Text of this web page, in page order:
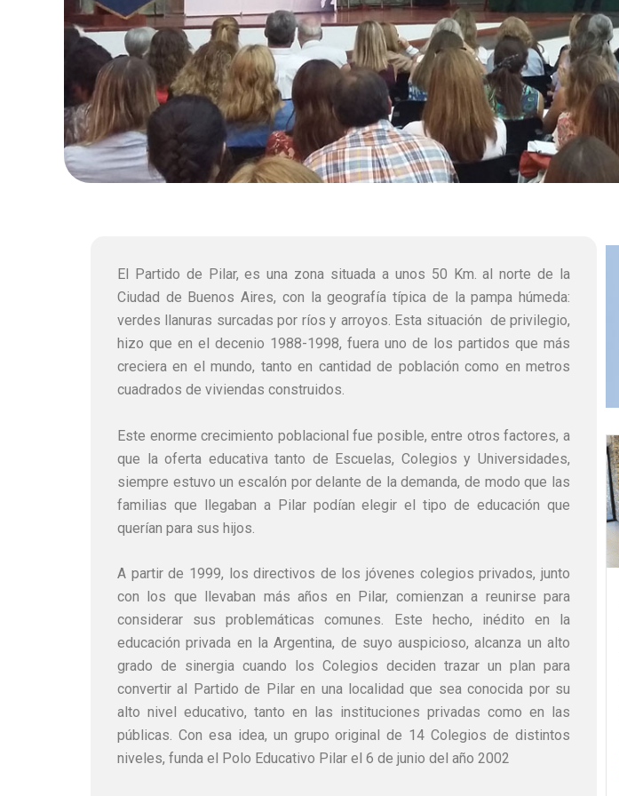
El Partido de Pilar, es una zona situada a unos 50 Km. al norte de la
Ciudad de Buenos Aires, con la geografía típica de la pampa húmeda:
verdes llanuras surcadas por ríos y arroyos. Esta situación de privilegio,
hizo que en el decenio 1988-1998, fuera uno de los partidos que más
creciera en el mundo, tanto en cantidad de población como en metros
cuadrados de viviendas construidos.
Este enorme crecimiento poblacional fue posible, entre otros factores, a
que la oferta educativa tanto de Escuelas, Colegios y Universidades,
siempre estuvo un escalón por delante de la demanda, de modo que las
familias que llegaban a Pilar podían elegir el tipo de educación que
querían para sus hijos.
A partir de 1999, los directivos de los jóvenes colegios privados, junto
con los que llevaban más años en Pilar, comienzan a reunirse para
considerar sus problemáticas comunes. Este hecho, inédito en la
educación privada en la Argentina, de suyo auspicioso, alcanza un alto
grado de sinergia cuando los Colegios deciden trazar un plan para
convertir al Partido de Pilar en una localidad que sea conocida por su
alto nivel educativo, tanto en las instituciones privadas como en las
públicas. Con esa idea, un grupo original de 14 Colegios de distintos
niveles, funda el Polo Educativo Pilar el 6 de junio del año 2002